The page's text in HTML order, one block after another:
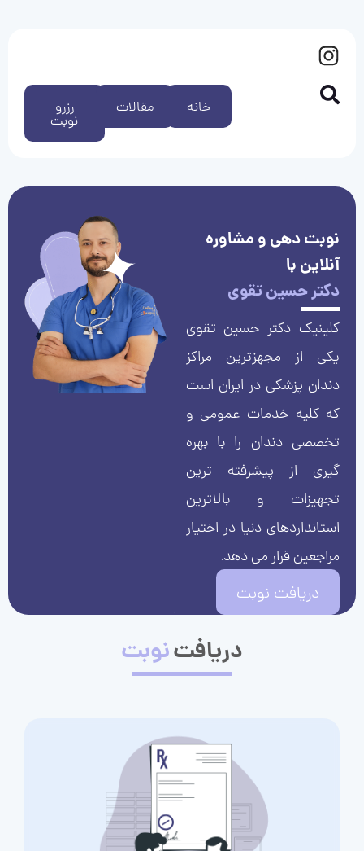
رزرو
نوبت
مقالات خانه
نوبت دهی و مشاوره
آنلاین با
دکتر حسین تقوی
کلینیک دکتر حسین تقوی
یکی از مجهزترین مراکز
دندان پزشکی در ایران است
که کلیه خدمات عمومی و
تخصصی دندان را با بهره
گیری از پیشرفته ترین
تجهیزات و بالاترین
استانداردهای دنیا در اختیار
مراجعین قرار می دهد.
دریافت نوبت
دریافتنوبت